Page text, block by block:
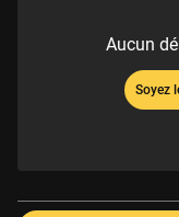
Aucun
Soyez